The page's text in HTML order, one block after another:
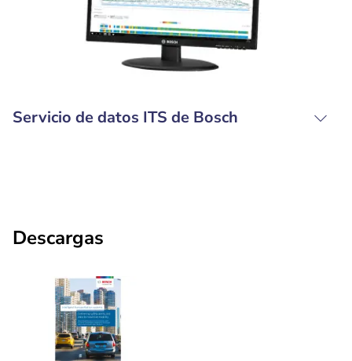
Servicio de datos ITS de Bosch
Descargas